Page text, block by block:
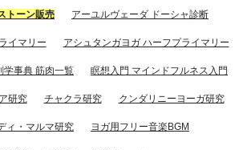
トーン販売 アーユルヴェーダ ドーシャ診断
イマリー アシュタンガヨガ ハーフプライマリー
学事典 筋肉一覧 瞑想入門 マインドフルネス入門
研究 チャクラ研究 クンダリニーヨーガ研究
ィ・マルマ研究 ヨガ用フリー音楽BGM